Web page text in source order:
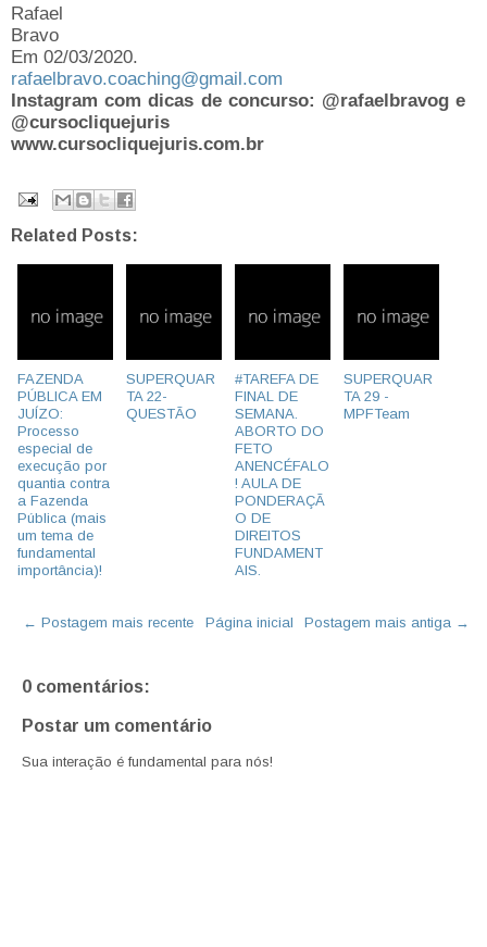
Rafael
Bravo
Em 02/03/2020.
rafaelbravo.coaching@gmail.com
Instagram com dicas de concurso: @rafaelbravog e
@cursocliquejuris
www.cursocliquejuris.com.br
Related Posts:
FAZENDA
PÚBLICA EM
JUÍZO:
Processo
especial de
execução por
quantia contra
a Fazenda
Pública (mais
um tema de
fundamental
importância)!
SUPERQUAR
TA 22-
QUESTÃO
#TAREFA DE
FINAL DE
SEMANA.
ABORTO DO
FETO
ANENCÉFALO
! AULA DE
PONDERAÇÃ
O DE
DIREITOS
FUNDAMENT
AIS.
SUPERQUAR
TA 29 -
MPFTeam
← Postagem mais recente Postagem mais antiga →
Página inicial
0 comentários:
Postar um comentário
Sua interação é fundamental para nós!